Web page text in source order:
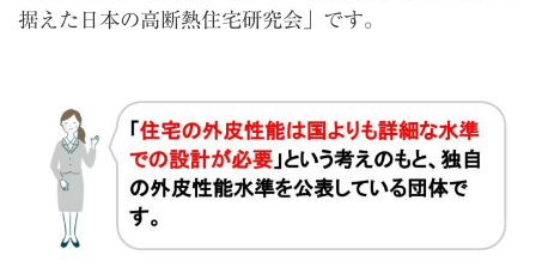
据えた日本の高断熱住宅研究会」です。